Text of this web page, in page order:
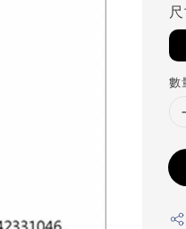
數